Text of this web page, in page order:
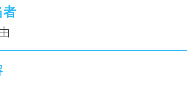
35000円(7000円×5回目安で計算
：7000円/回 平均月5回が目安
等研修修了者（2号以上）は、資
者